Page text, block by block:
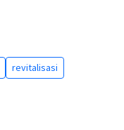
revitalisasi